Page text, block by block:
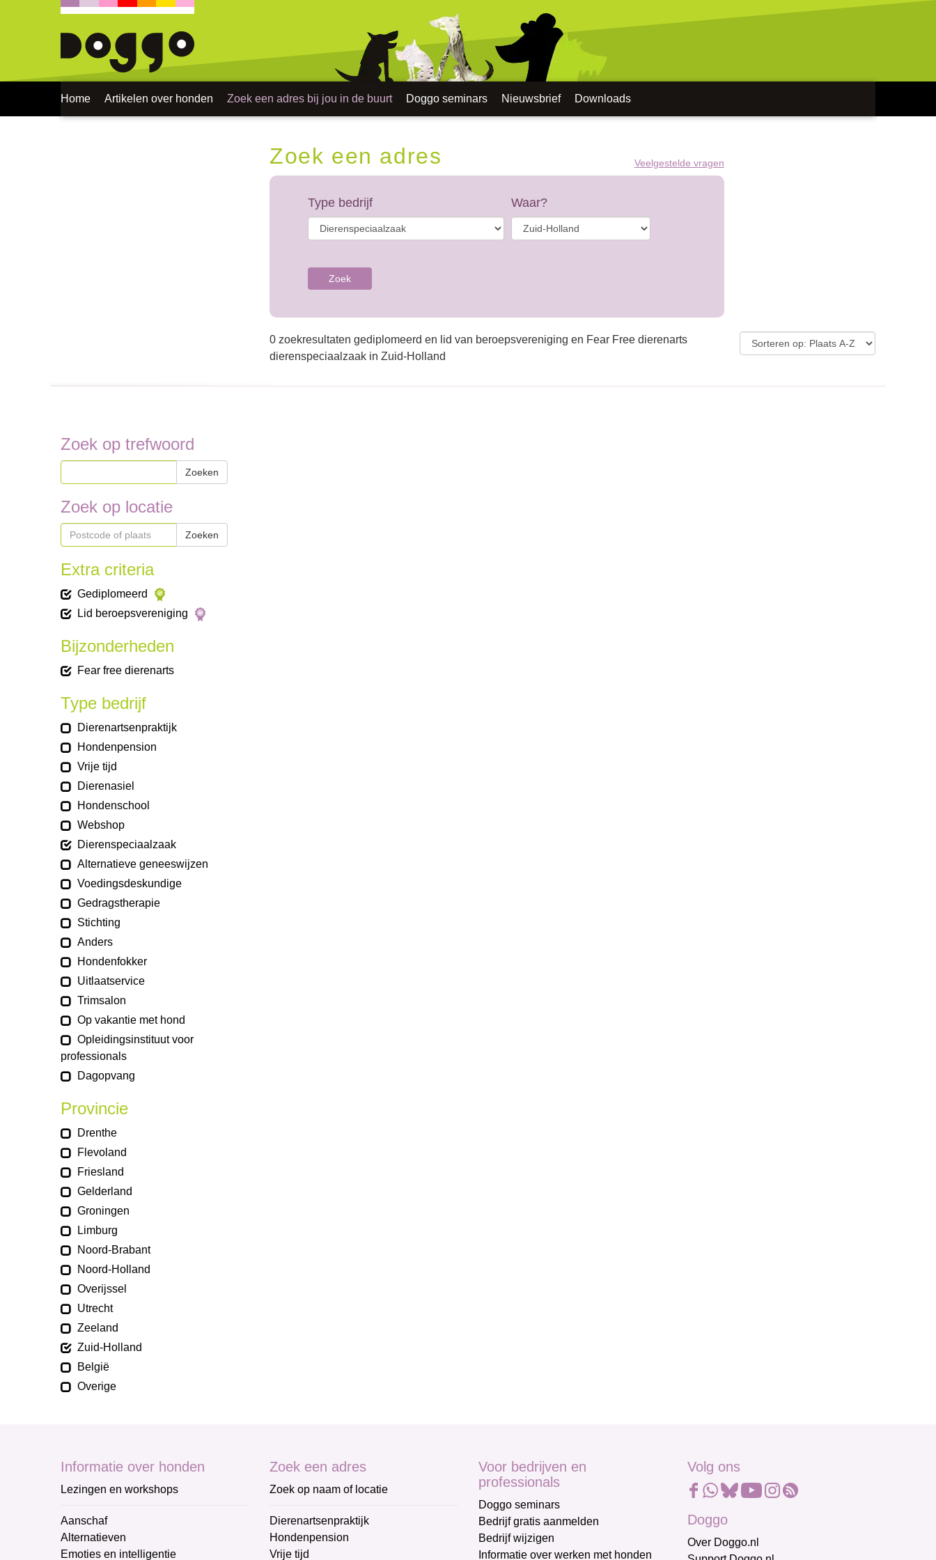
Home Artikelen over honden Zoek een adres bij jou in de buurt Doggo seminars Nieuwsbrief Downloads
Zoek een adres Veelgestelde vragen
Type bedrijf Waar?
Zoek
0 zoekresultaten gediplomeerd en lid van beroepsvereniging en Fear Free dierenarts
dierenspeciaalzaak in Zuid-Holland
Zoek op trefwoord
Zoeken
Zoek op locatie
Zoeken
Extra criteria
Gediplomeerd
Lid beroepsvereniging
Bijzonderheden
Fear free dierenarts
Type bedrijf
Dierenartsenpraktijk
Hondenpension
Vrije tijd
Dierenasiel
Hondenschool
Webshop
Dierenspeciaalzaak
Alternatieve geneeswijzen
Voedingsdeskundige
Gedragstherapie
Stichting
Anders
Hondenfokker
Uitlaatservice
Trimsalon
Op vakantie met hond
Opleidingsinstituut voor
professionals
Dagopvang
Provincie
Drenthe
Flevoland
Friesland
Gelderland
Groningen
Limburg
Noord-Brabant
Noord-Holland
Overijssel
Utrecht
Zeeland
Zuid-Holland
België
Overige
Informatie over honden
Lezingen en workshops
Aanschaf
Alternatieven
Emoties en intelligentie
Zoek een adres
Zoek op naam of locatie
Dierenartsenpraktijk
Hondenpension
Vrije tijd
Voor bedrijven en
professionals
Doggo seminars
Bedrijf gratis aanmelden
Bedrijf wijzigen
Informatie over werken met honden
Volg ons
Doggo
Over Doggo.nl